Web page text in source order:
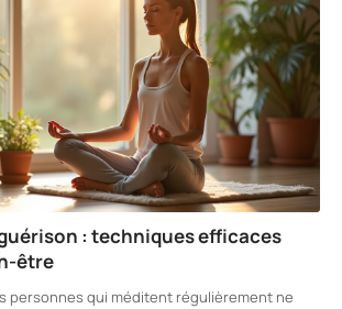
: techniques efficaces
être
personnes qui méditent régulièrement ne